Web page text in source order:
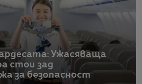
Ужасяваща
стои зад
за безопасност